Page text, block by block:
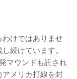
けではありませ
続けています。
マウンドも託され
アメリカ打線を封